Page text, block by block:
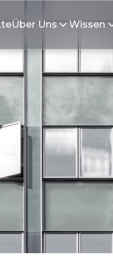
Über Uns Wissen